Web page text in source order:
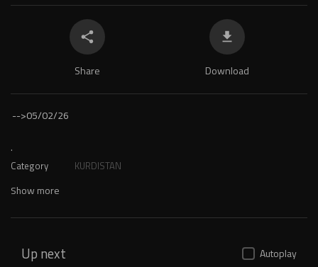
Share Download
-->05/02/26
.
Category KURDISTAN
Show more
Up next Autoplay